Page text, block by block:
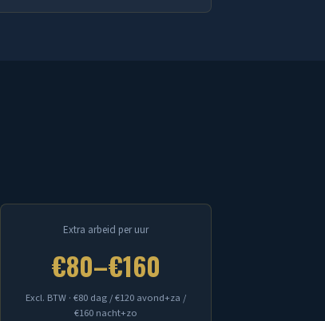
Extra arbeid per uur
€80–€160
Excl. BTW · €80 dag / €120 avond+za /
€160 nacht+zo